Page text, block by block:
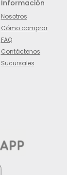
Información
Nosotros
Cómo comprar
FAQ
Contáctenos
Sucursales